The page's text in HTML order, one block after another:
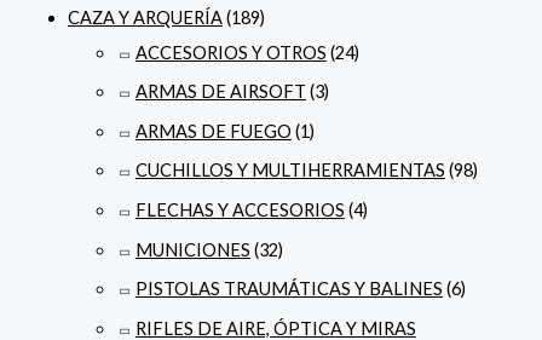
CAZA Y ARQUERÍA(189)
ACCESORIOS Y OTROS (24)
ARMAS DE AIRSOFT (3)
ARMAS DE FUEGO (1)
CUCHILLOS Y MULTIHERRAMIENTAS (98)
FLECHAS Y ACCESORIOS (4)
MUNICIONES (32)
PISTOLAS TRAUMÁTICAS Y BALINES (6)
RIFLES DE AIRE, ÓPTICA Y MIRAS